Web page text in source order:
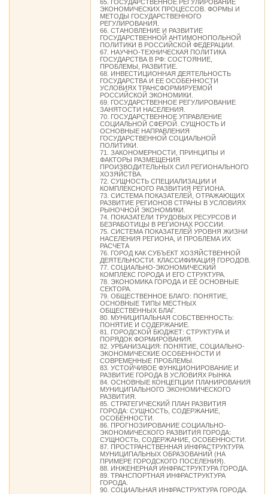
65. ГОСУДАРСТВЕННОЕ РЕГУЛИРОВАНИЕ
ЭКОНОМИЧЕСКИХ ПРОЦЕССОВ. ФОРМЫ И
МЕТОДЫ ГОСУДАРСТВЕННОГО
РЕГУЛИРОВАНИЯ.
66. СТАНОВЛЕНИЕ И РАЗВИТИЕ
ГОСУДАРСТВЕННОЙ АНТИМОНОПОЛЬНОЙ
ПОЛИТИКИ В РОССИЙСКОЙ ФЕДЕРАЦИИ.
67. НАУЧНО-ТЕХНИЧЕСКАЯ ПОЛИТИКА
ГОСУДАРСТВА В РФ: СОСТОЯНИЕ,
ПРОБЛЕМЫ, РАЗВИТИЕ.
68. ИНВЕСТИЦИОННАЯ ДЕЯТЕЛЬНОСТЬ
ГОСУДАРСТВА И ЕЕ ОСОБЕННОСТИ
УСЛОВИЯХ ТРАНСФОРМИРУЕМОЙ
РОССИЙСКОЙ ЭКОНОМИКИ.
69. ГОСУДАРСТВЕННОЕ РЕГУЛИРОВАНИЕ
ЗАНЯТОСТИ НАСЕЛЕНИЯ.
70. ГОСУДАРСТВЕННОЕ УПРАВЛЕНИЕ
СОЦИАЛЬНОЙ СФЕРОЙ. СУЩНОСТЬ И
ОСНОВНЫЕ НАПРАВЛЕНИЯ
ГОСУДАРСТВЕННОЙ СОЦИАЛЬНОЙ
ПОЛИТИКИ.
71. ЗАКОНОМЕРНОСТИ, ПРИНЦИПЫ И
ФАКТОРЫ РАЗМЕЩЕНИЯ
ПРОИЗВОДИТЕЛЬНЫХ СИЛ РЕГИОНАЛЬНОГО
ХОЗЯЙСТВА.
72. СУЩНОСТЬ СПЕЦИАЛИЗАЦИИ И
КОМПЛЕКСНОГО РАЗВИТИЯ РЕГИОНА.
73. СИСТЕМА ПОКАЗАТЕЛЕЙ, ОТРАЖАЮЩИХ
РАЗВИТИЕ РЕГИОНОВ СТРАНЫ В УСЛОВИЯХ
РЫНОЧНОЙ ЭКОНОМИКИ.
74. ПОКАЗАТЕЛИ ТРУДОВЫХ РЕСУРСОВ И
БЕЗРАБОТИЦЫ В РЕГИОНАХ РОССИИ.
75. СИСТЕМА ПОКАЗАТЕЛЕЙ УРОВНЯ ЖИЗНИ
НАСЕЛЕНИЯ РЕГИОНА, И ПРОБЛЕМА ИХ
РАСЧЕТА
76. ГОРОД КАК СУБЪЕКТ ХОЗЯЙСТВЕННОЙ
ДЕЯТЕЛЬНОСТИ. КЛАССИФИКАЦИЯ ГОРОДОВ.
77. СОЦИАЛЬНО-ЭКОНОМИЧЕСКИЙ
КОМПЛЕКС ГОРОДА И ЕГО СТРУКТУРА.
78. ЭКОНОМИКА ГОРОДА И ЕЁ ОСНОВНЫЕ
СЕКТОРА.
79. ОБЩЕСТВЕННОЕ БЛАГО: ПОНЯТИЕ,
ОСНОВНЫЕ ТИПЫ МЕСТНЫХ
ОБЩЕСТВЕННЫХ БЛАГ.
80. МУНИЦИПАЛЬНАЯ СОБСТВЕННОСТЬ:
ПОНЯТИЕ И СОДЕРЖАНИЕ.
81. ГОРОДСКОЙ БЮДЖЕТ: СТРУКТУРА И
ПОРЯДОК ФОРМИРОВАНИЯ.
82. УРБАНИЗАЦИЯ: ПОНЯТИЕ, СОЦИАЛЬНО-
ЭКОНОМИЧЕСКИЕ ОСОБЕННОСТИ И
СОВРЕМЕННЫЕ ПРОБЛЕМЫ.
83. УСТОЙЧИВОЕ ФУНКЦИОНИРОВАНИЕ И
РАЗВИТИЕ ГОРОДА В УСЛОВИЯХ РЫНКА
84. ОСНОВНЫЕ КОНЦЕПЦИИ ПЛАНИРОВАНИЯ
МУНИЦИПАЛЬНОГО ЭКОНОМИЧЕСКОГО
РАЗВИТИЯ.
85. СТРАТЕГИЧЕСКИЙ ПЛАН РАЗВИТИЯ
ГОРОДА: СУЩНОСТЬ, СОДЕРЖАНИЕ,
ОСОБЕННОСТИ.
86. ПРОГНОЗИРОВАНИЕ СОЦИАЛЬНО-
ЭКОНОМИЧЕСКОГО РАЗВИТИЯ ГОРОДА:
СУЩНОСТЬ, СОДЕРЖАНИЕ, ОСОБЕННОСТИ.
87. ПРОСТРАНСТВЕННАЯ ИНФРАСТРУКТУРА
МУНИЦИПАЛЬНЫХ ОБРАЗОВАНИЙ (НА
ПРИМЕРЕ ГОРОДСКОГО ПОСЕЛЕНИЯ).
88. ИНЖЕНЕРНАЯ ИНФРАСТРУКТУРА ГОРОДА.
89. ТРАНСПОРТНАЯ ИНФРАСТРУКТУРА
ГОРОДА.
90. СОЦИАЛЬНАЯ ИНФРАСТРУКТУРА ГОРОДА.